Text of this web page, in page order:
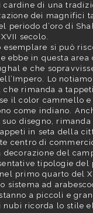
cardine di una
dei magnifici
periodo d’oro di
secolo.
esemplare si può
ebbe in questa area
e che
Lo
che rimanda a
il color cammello
come indiano.
disegno,
in seta della
centro di
decorazione del
tipologie del
primo quarto del
sistema ad
a piccoli e
ricorda lo stile